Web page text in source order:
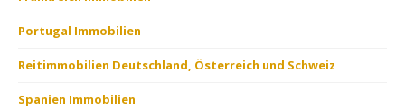
Portugal Immobilien
Reitimmobilien Deutschland, Österreich und Schweiz
Spanien Immobilien